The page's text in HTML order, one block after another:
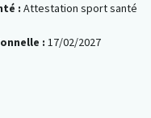
: Attestation sport santé
: 17/02/2027